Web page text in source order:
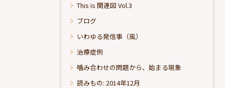
This is 関連図 Vol.3
ブログ
いわゆる発信事（風）
治療症例
噛み合わせの問題から、始まる現象
読みもの: 2014年12月